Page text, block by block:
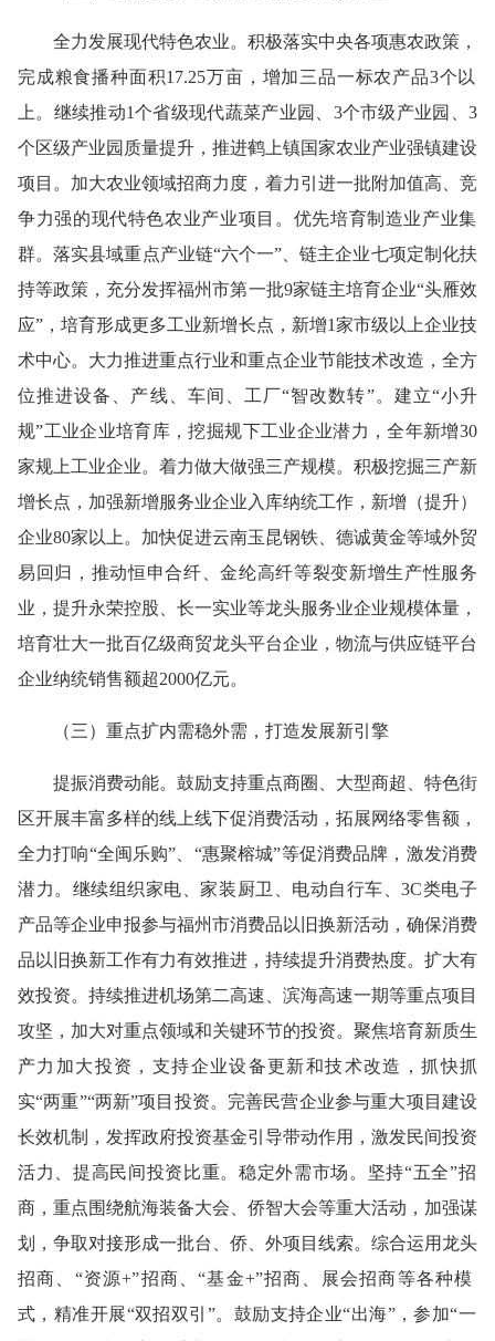
全力发展现代特色农业。 积极落实中央各项惠农政策，
完成粮食播种面积17.25万亩 ， 增加三品一标农产品3个以
上。继续推动1个省级现代蔬菜产业园、3个市级产业园、3
个区级产业园质量提升，推进鹤上镇国家农业产业强镇建设
项目。加大农业领域招商力度，着力引进一批附加值高、竞
争力强的现代特色农业产业项目。 优先培育制造业产业集
群。落实县域重点产业链“六个一”、链主企业七项定制化扶
持等政策，充分发挥福州市第一批9家链主培育企业“头雁效
应”，培育形成更多工业新增长点，新增1家市级以上企业技
术中心。大力推进重点行业和重点企业节能技术改造 ， 全方
位推进设备、产线、车间、工厂“智改数转”。建立“小升
规”工业企业培育库，挖掘规下工业企业潜力，全年新增30
家规上工业企业。 着力做大做强三产规模。 积极挖掘三产新
增长点，加强新增服务业企业入库纳统工作，新增（提升）
企业80家以上。加快促进云南玉昆钢铁、德诚黄金等域外贸
易回归，推动恒申合纤、金纶高纤等裂变新增生产性服务
业，提升永荣控股、长一实业等龙头服务业企业规模体量，
培育壮大一批百亿级商贸龙头平台企业，物流与供应链平台
企业纳统销售额超2000亿元。
（三）重点扩内需稳外需，打造发展新引擎
提振消费动能。 鼓励支持重点商圈、大型商超、特色街
区开展丰富多样的线上线下促消费活动，拓展网络零售额，
全力打响“全闽乐购”、“惠聚榕城”等促消费品牌，激发消费
潜力。继续组织家电、家装厨卫、电动自行车、3C类电子
产品等企业申报参与福州市消费品以旧换新活动，确保消费
品以旧换新工作有力有效推进，持续提升消费热度。 扩大有
效投资。 持续推进机场第二高速、滨海高速一期等重点项目
攻坚，加大对重点领域和关键环节的投资。聚焦培育新质生
产力加大投资，支持企业设备更新和技术改造，抓快抓
实“两重”“两新”项目投资。完善民营企业参与重大项目建设
长效机制，发挥政府投资基金引导带动作用，激发民间投资
活力、提高民间投资比重。 稳定外需市场。 坚持“五全”招
商，重点围绕航海装备大会、侨智大会等重大活动，加强谋
划，争取对接形成一批台、侨、外项目线索。综合运用龙头
招商
“资源+”招商 、“基金+”招商
展会招商等各种模
式 ， 精准开展“双招双引”。鼓励支持企业“出海”，参加“一